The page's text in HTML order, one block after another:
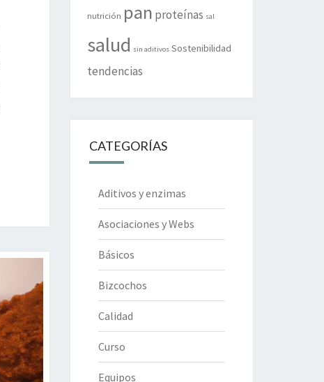
nutrición pan proteínas sal
salud sin aditivos Sostenibilidad
tendencias
CATEGORÍAS
Aditivos y enzimas
Asociaciones y Webs
Básicos
Bizcochos
Calidad
Curso
Equipos